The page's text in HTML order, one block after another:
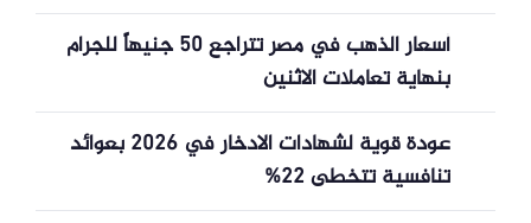
أسعار الذهب في مصر تتراجع 50 جنيهاً للجرام
بنهاية تعاملات الاثنين
عودة قوية لشهادات الادخار في 2026 بعوائد
تنافسية تتخطى 22%